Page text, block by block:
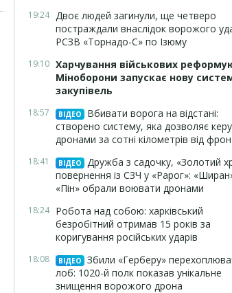
19:24 Двоє людей загинули, ще четверо
постраждали внаслідок ворожого
РСЗВ «Торнадо-С» по Ізюму
19:10 Харчування військових
Міноборони запускає нову
закупівель
18:57 ВІДЕО
Вбивати ворога на відстані:
створено систему, яка дозволяє
дронами за сотні кілометрів від
18:41 ВІДЕО
Дружба з садочку, «Золотий
повернення із СЗЧ у «Рарог»:
«Пін» обрали воювати дронами
18:24 Робота над собою: харківський
безробітний отримав 15 років за
коригування російських ударів
18:08 ВІДЕО
Збили «Герберу»
лоб: 1020-й полк показав унікальне
знищення ворожого дрона